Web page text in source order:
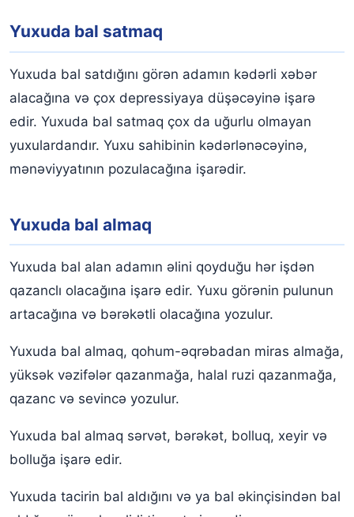
Yuxuda bal satmaq
Yuxuda bal satdığını görən adamın kədərli xəbər
alacağına və çox depressiyaya düşəcəyinə işarə
edir. Yuxuda bal satmaq çox da uğurlu olmayan
yuxulardandır. Yuxu sahibinin kədərlənəcəyinə,
mənəviyyatının pozulacağına işarədir.
Yuxuda bal almaq
Yuxuda bal alan adamın əlini qoyduğu hər işdən
qazanclı olacağına işarə edir. Yuxu görənin pulunun
artacağına və bərəkətli olacağına yozulur.
Yuxuda bal almaq, qohum-əqrəbadan miras almağa,
yüksək vəzifələr qazanmağa, halal ruzi qazanmağa,
qazanc və sevincə yozulur.
Yuxuda bal almaq sərvət, bərəkət, bolluq, xeyir və
bolluğa işarə edir.
Yuxuda tacirin bal aldığını və ya bal əkinçisindən bal